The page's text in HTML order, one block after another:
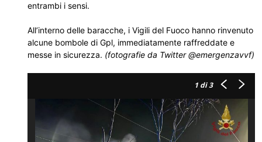
entrambi i sensi.
All’interno delle baracche, i Vigili del Fuoco hanno rinvenuto
alcune bombole di Gpl, immediatamente raffreddate e
messe in sicurezza. (fotografie da Twitter @emergenzavvf)
1 di 3